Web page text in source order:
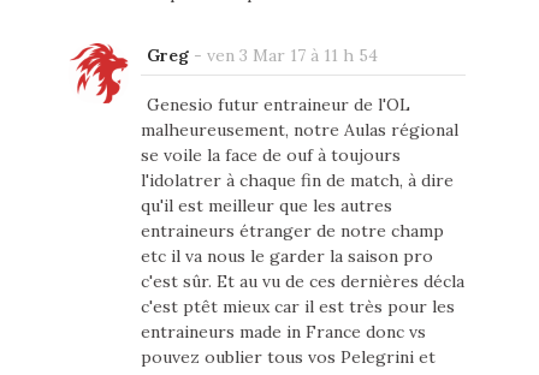
Greg- ven 3 Mar 17 à 11 h 54
Genesio futur entraineur de l'OL
malheureusement, notre Aulas régional
se voile la face de ouf à toujours
l'idolatrer à chaque fin de match, à dire
qu'il est meilleur que les autres
entraineurs étranger de notre champ
etc il va nous le garder la saison pro
c'est sûr. Et au vu de ces dernières décla
c'est ptêt mieux car il est très pour les
entraineurs made in France donc vs
pouvez oublier tous vos Pelegrini et